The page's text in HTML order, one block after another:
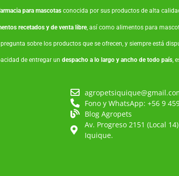
para mascotasconocida por sus productos de alta
recetados y de venta libre, así como alimentos para
sobre los productos que se ofrecen, y siempre está
de entregar un despacho a lo largo y ancho de todo país,
Fono y WhatsApp: +56 9
Blog Agropets
Av. Progreso 2151 (Local 14)
Iquique.